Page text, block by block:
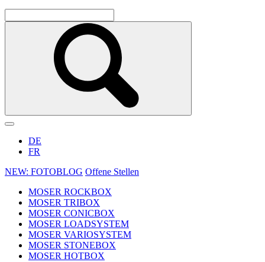
DE
FR
NEW: FOTOBLOG Offene Stellen
MOSER ROCKBOX
MOSER TRIBOX
MOSER CONICBOX
MOSER LOADSYSTEM
MOSER VARIOSYSTEM
MOSER STONEBOX
MOSER HOTBOX